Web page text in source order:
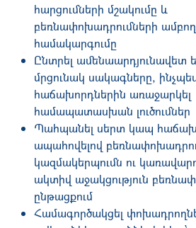
հարցումների մշակումը և
բեռնափոխադրումների
համակարգումը
Ընտրել ամենաարդյունավետ
մրցունակ սակագները,
հաճախորդներին առաջարկել
համապատասխան լուծումներ
Պահպանել սերտ կապ
ապահովելով
կազմակերպումն ու
ակտիվ աջակցություն
ընթացքում
Համագործակցել